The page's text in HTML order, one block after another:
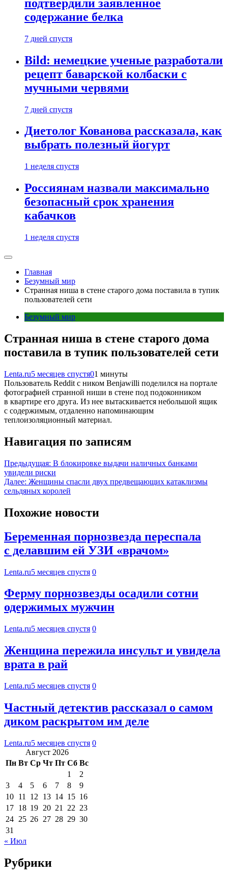
подтвердили заявленное
содержание белка
7 дней спустя
Bild: немецкие ученые разработали
рецепт баварской колбаски с
мучными червями
7 дней спустя
Диетолог Кованова рассказала, как
выбрать полезный йогурт
1 неделя спустя
Россиянам назвали максимально
безопасный срок хранения
кабачков
1 неделя спустя
Главная
Безумный мир
Странная ниша в стене старого дома поставила в тупик
пользователей сети
Безумный мир
Странная ниша в стене старого дома
поставила в тупик пользователей сети
Lenta.ru5 месяцев спустя01 минуты
Пользователь Reddit с ником Benjawilli поделился на портале
фотографией странной ниши в стене под подоконником
в квартире его друга. Из нее вытаскивается небольшой ящик
с содержимым, отдаленно напоминающим
теплоизоляционный материал.
Навигация по записям
Предыдущая: В блокировке выдачи наличных банками
увидели риски
Далее: Женщины спасли двух предвещающих катаклизмы
сельдяных королей
Похожие новости
Беременная порнозвезда переспала
с делавшим ей УЗИ «врачом»
Lenta.ru5 месяцев спустя 0
Ферму порнозвезды осадили сотни
одержимых мужчин
Lenta.ru5 месяцев спустя 0
Женщина пережила инсульт и увидела
врата в рай
Lenta.ru5 месяцев спустя 0
Частный детектив рассказал о самом
диком раскрытом им деле
Lenta.ru5 месяцев спустя 0
Август 2026
Пн Вт Ср Чт Пт Сб Вс
1
2
3
4 5 6 7 8
9
10 11 12 13 14 15 16
17 18 19 20 21 22 23
24 25 26 27 28 29 30
31
« Июл
Рубрики